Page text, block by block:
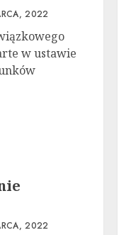
2022
w ustawie
2022